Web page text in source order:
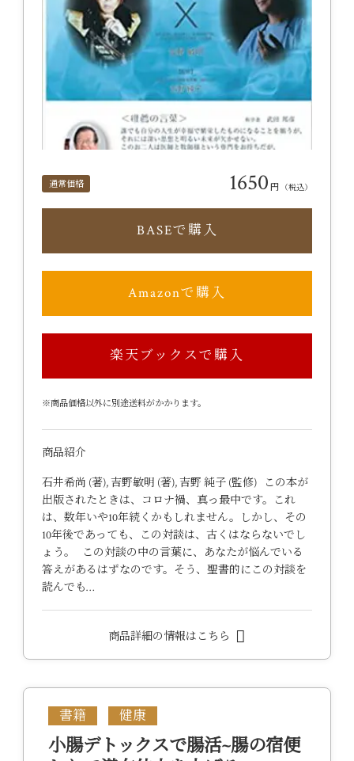
通常価格 1650 円 （税込）
BASEで購入
Amazonで購入
楽天ブックスで購入
※商品価格以外に別途送料がかかります。
商品紹介
石井希尚 (著), 吉野敏明 (著), 吉野 純子 (監修) この本が
出版されたときは、コロナ禍、真っ最中です。これ
は、数年いや10年続くかもしれません。しかし、その
10年後であっても、この対談は、古くはならないでし
ょう。 この対談の中の言葉に、あなたが悩んでいる
答えがあるはずなのです。そう、聖書的にこの対談を
読んでも…
商品詳細の情報はこちら
書籍 健康
小腸デトックスで腸活~腸の宿便